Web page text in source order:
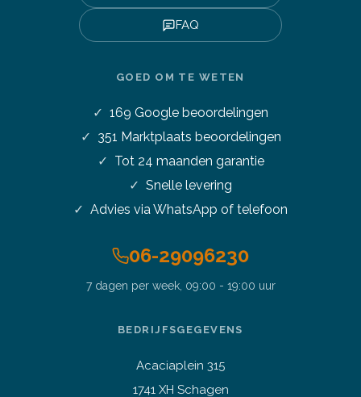
FAQ
GOED OM TE WETEN
169 Google beoordelingen
351 Marktplaats beoordelingen
Tot 24 maanden garantie
Snelle levering
Advies via WhatsApp of telefoon
06-29096230
7 dagen per week, 09:00 - 19:00 uur
BEDRIJFSGEGEVENS
Acaciaplein 315
1741 XH Schagen
Stel je vraag over dit
8250U 3.4GHz 16GB 256GB
Welk apparaat past bij mij?